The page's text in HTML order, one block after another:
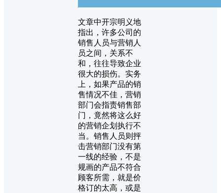
文章中开宗明义地
指出，许多公司的
销售人员与营销人
员之间，关系不
和，往往导致企业
很大的损伤。实务
上，如果产品的销
售情况不佳，营销
部门会指责销售部
门，竟然将这么好
的营销企划执行不
当。销售人员则抨
击营销部门没有第
一线的经验，不是
规画的产品不符合
顾客所需，就是价
格订的太高，或是